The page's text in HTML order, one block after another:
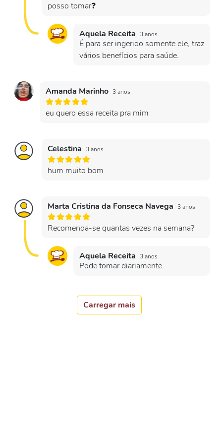
posso tomar❓
Aquela Receita 3 anos
É para ser ingerido somente ele, traz
vários benefícios para saúde.
Amanda Marinho 3 anos
eu quero essa receita pra mim
Celestina 3 anos
hum muito bom
Marta Cristina da Fonseca Navega 3 anos
Recomenda-se quantas vezes na semana?
Aquela Receita 3 anos
Pode tomar diariamente.
Carregar mais